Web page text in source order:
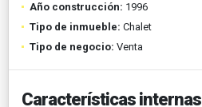
Año construcción: 1996
Tipo de inmueble: Chalet
Tipo de negocio: Venta
Características internas